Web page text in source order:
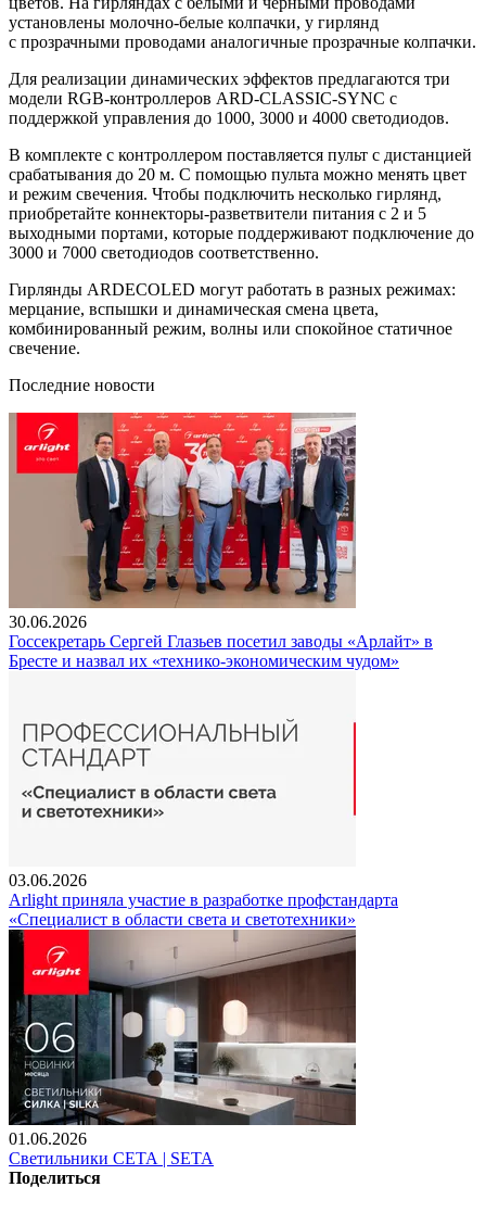
установлены молочно-белые колпачки, у гирлянд
с прозрачными проводами аналогичные прозрачные колпачки.
Для реализации динамических эффектов предлагаются три
модели RGB-контроллеров ARD-CLASSIC-SYNC с
поддержкой управления до 1000, 3000 и 4000 светодиодов.
В комплекте с контроллером поставляется пульт с дистанцией
срабатывания до 20 м. С помощью пульта можно менять цвет
и режим свечения. Чтобы подключить несколько гирлянд,
приобретайте коннекторы-разветвители питания с 2 и 5
выходными портами, которые поддерживают подключение до
3000 и 7000 светодиодов соответственно.
Гирлянды ARDECOLED могут работать в разных режимах:
мерцание, вспышки и динамическая смена цвета,
комбинированный режим, волны или спокойное статичное
свечение.
Последние новости
30.06.2026
Госсекретарь Сергей Глазьев посетил заводы «Арлайт» в
Бресте и назвал их «технико-экономическим чудом»
03.06.2026
Arlight приняла участие в разработке профстандарта
«Специалист в области света и светотехники»
01.06.2026
Светильники СЕТА | SETA
Поделиться